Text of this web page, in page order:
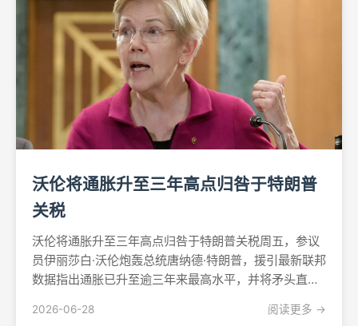
沃伦将通胀升至三年高点归咎于特朗普
关税
沃伦将通胀升至三年高点归咎于特朗普关税周五，参议
员伊丽莎白·沃伦炮轰总统唐纳德·特朗普，援引最新联邦
数据指出通胀已升至逾三年来最高水平，并将矛头直指
税生效前至今，通胀已"近乎翻倍"，5月份医疗、食品、
2026-06-28 阅读更多 →